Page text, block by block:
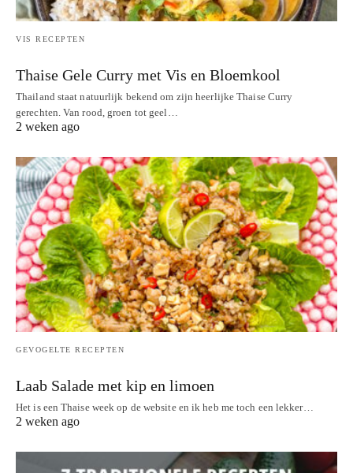
VIS RECEPTEN
Thaise Gele Curry met Vis en Bloemkool
Thailand staat natuurlijk bekend om zijn heerlijke Thaise Curry
gerechten. Van rood, groen tot geel…
2 weken ago
GEVOGELTE RECEPTEN
Laab Salade met kip en limoen
Het is een Thaise week op de website en ik heb me toch een lekker…
2 weken ago